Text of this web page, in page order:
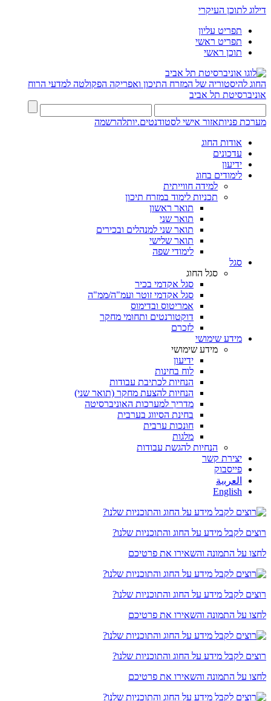
דילוג לתוכן העיקרי
תפריט עליון
תפריט ראשי
תוכן ראשי
החוג להיסטוריה של המזרח התיכון ואפריקה הפקולטה למדעי הרוח
אוניברסיטת תל אביב
מערכת פניותאזור אישי לסטודנטים.יותלהרשמה
אודות החוג
עדכונים
ידיעון
לימודים בחוג
למידה חווייתית
תכניות לימוד במזרח תיכון
תואר ראשון
תואר שני
תואר שני למנהלים ובכירים
תואר שלישי
לימודי שפה
סגל
סגל החוג
סגל אקדמי בכיר
סגל אקדמי זוטר ועמ"ה/ממ"ה
אמריטוס ובדימוס
דוקטורנטים ותחומי מחקר
לזכרם
מידע שימושי
מידע שימושי
ידיעון
לוח בחינות
הנחיות לכתיבת עבודות
הנחיות להצעת מחקר (תואר שני)
מדריך למערכות האוניברסיטה
בחינת הסיווג בערבית
חונכות ערבית
מלגות
הנחיות להגשת עבודות
יצירת קשר
פייסבוק
ﺍﻟﻌﺮﺑﻳﺔ
English
רוצים לקבל מידע על החוג והתוכניות שלנו?
לחצו על התמונה והשאירו את פרטיכם
רוצים לקבל מידע על החוג והתוכניות שלנו?
לחצו על התמונה והשאירו את פרטיכם
רוצים לקבל מידע על החוג והתוכניות שלנו?
לחצו על התמונה והשאירו את פרטיכם